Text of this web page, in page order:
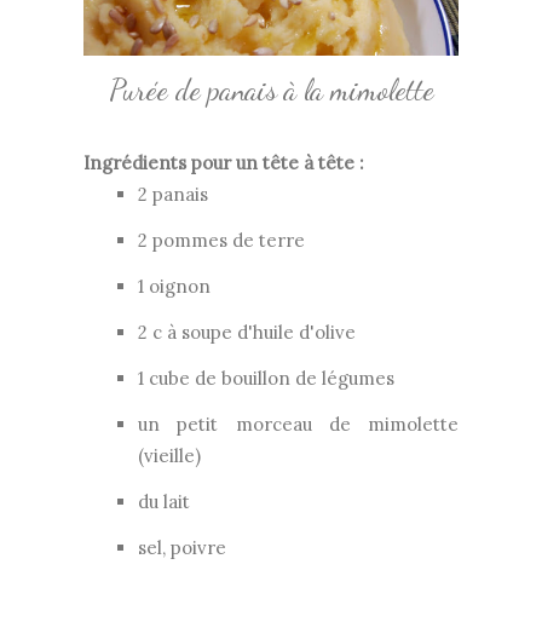
Purée de panais à la mimolette
Ingrédients pour un tête à tête :
2 panais
2 pommes de terre
1 oignon
2 c à soupe d'huile d'olive
1 cube de bouillon de légumes
un petit morceau de mimolette
(vieille)
du lait
sel, poivre